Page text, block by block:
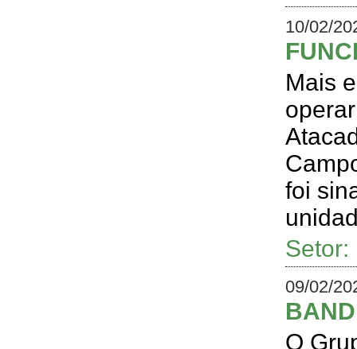
10/02/
Mais
foi
Setor:
09/02/
O